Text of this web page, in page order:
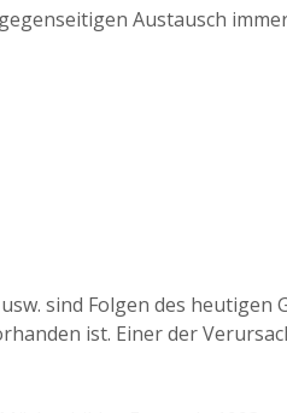
Austausch
sind Folgen des heutigen
ist. Einer der